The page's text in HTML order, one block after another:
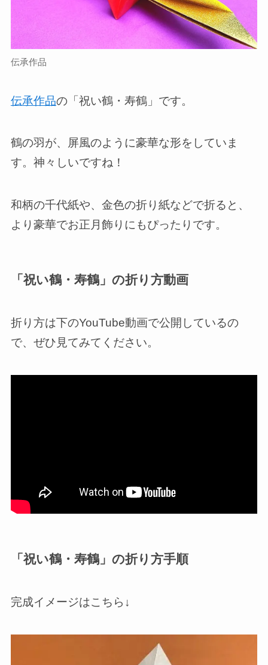
伝承作品
伝承作品の「祝い鶴・寿鶴」です。
鶴の羽が、屏風のように豪華な形をしていま
す。神々しいですね！
和柄の千代紙や、金色の折り紙などで折ると、
より豪華でお正月飾りにもぴったりです。
「祝い鶴・寿鶴」の折り方動画
折り方は下のYouTube動画で公開しているの
で、ぜひ見てみてください。
「祝い鶴・寿鶴」の折り方手順
完成イメージはこちら↓